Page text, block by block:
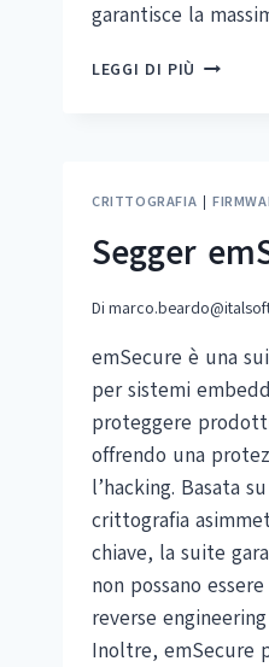
garantisce la
LEGGI DI PIÙ SEGGER
CRITTOGRAFIA |
Segger
Di
emSecure è una
per sistemi
proteggere
offrendo una
l’hacking. Basata
crittografia
chiave, la suite
non possano
reverse
Inoltre, emSecure